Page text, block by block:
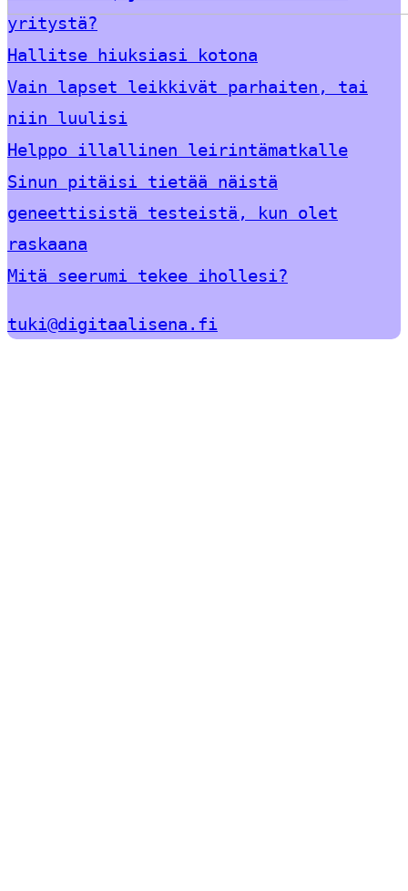
yritystä?
Hallitse hiuksiasi kotona
Vain lapset leikkivät parhaiten, tai
niin luulisi
Helppo illallinen leirintämatkalle
Sinun pitäisi tietää näistä
geneettisistä testeistä, kun olet
raskaana
Mitä seerumi tekee ihollesi?
tuki@digitaalisena.fi